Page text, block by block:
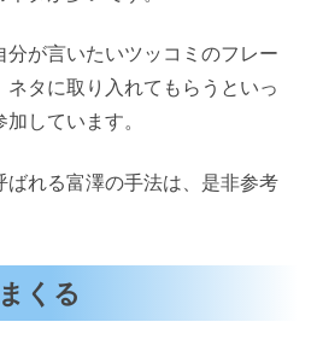
分が言いたいツッコミのフレー
ネタに取り入れてもらうといっ
しています。
ばれる富澤の手法は、是非参考
くる